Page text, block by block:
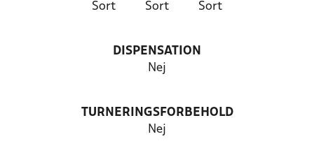
Sort Sort Sort
DISPENSATION
Nej
TURNERINGSFORBEHOLD
Nej